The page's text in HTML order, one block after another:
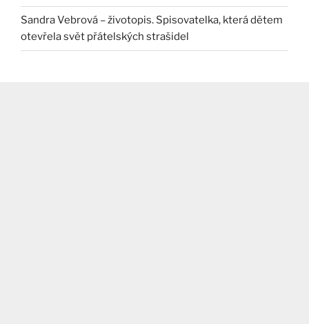
Sandra Vebrová – životopis. Spisovatelka, která dětem
otevřela svět přátelských strašidel